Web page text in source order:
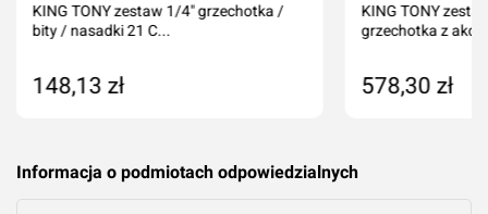
KING TONY zestaw 1/4" grzechotka /
bity / nasadki 21 C...
148,13 zł
KING TONY
grzechotka z
578,30 zł
Informacja o podmiotach odpowiedzialnych